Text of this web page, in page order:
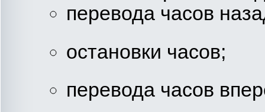
перевода часов
остановки часов;
перевода часов